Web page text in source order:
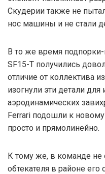
Скудерии также не
нос машины и не стали
В то же время
SF15-T получились
отличие от коллектива
изогнули эти детали для
аэродинамических
Ferrari подошли к
просто и прямолинейно.
К тому же, в команде не
обтекателя в районе